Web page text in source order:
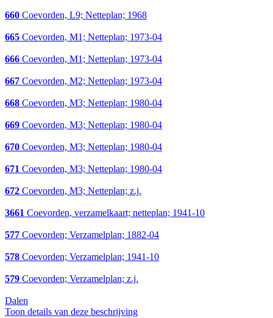
660 Coevorden, L9; Netteplan; 1968
665 Coevorden, M1; Netteplan; 1973-04
666 Coevorden, M1; Netteplan; 1973-04
667 Coevorden, M2; Netteplan; 1973-04
668 Coevorden, M3; Netteplan; 1980-04
669 Coevorden, M3; Netteplan; 1980-04
670 Coevorden, M3; Netteplan; 1980-04
671 Coevorden, M3; Netteplan; 1980-04
672 Coevorden, M3; Netteplan; z.j.
3661 Coevorden, verzamelkaart; netteplan; 1941-10
577 Coevorden; Verzamelplan; 1882-04
578 Coevorden; Verzamelplan; 1941-10
579 Coevorden; Verzamelplan; z.j.
Dalen
Toon details van deze beschrijving